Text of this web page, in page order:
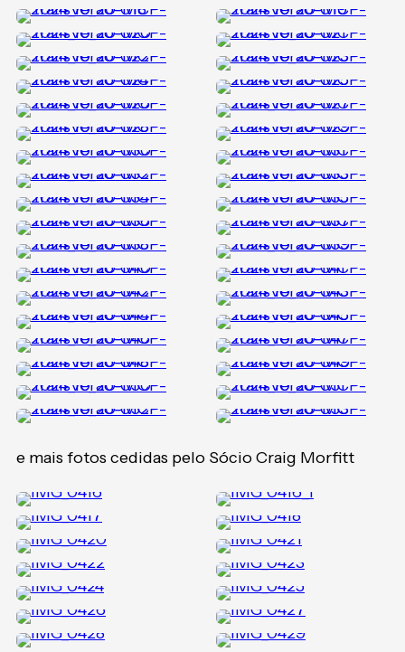
e mais fotos cedidas pelo Sócio Craig Morfitt